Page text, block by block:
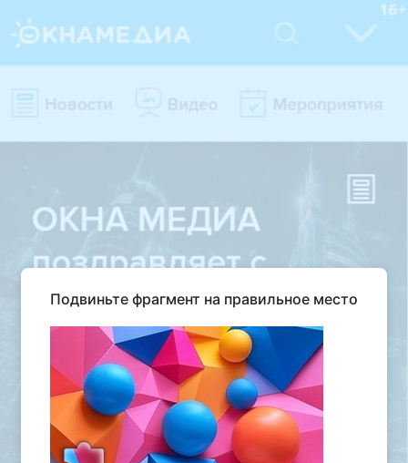
Подвиньте фрагмент на правильное место